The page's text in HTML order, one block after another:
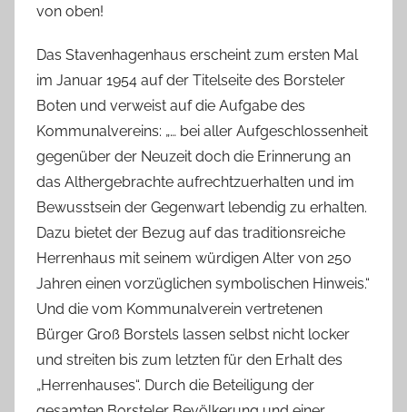
von oben!
Das Stavenhagenhaus erscheint zum ersten Mal
im Januar 1954 auf der Titelseite des Borsteler
Boten und verweist auf die Aufgabe des
Kommunalvereins: „… bei aller Aufgeschlossenheit
gegenüber der Neuzeit doch die Erinnerung an
das Althergebrachte aufrechtzuerhalten und im
Bewusstsein der Gegenwart lebendig zu erhalten.
Dazu bietet der Bezug auf das traditionsreiche
Herrenhaus mit seinem würdigen Alter von 250
Jahren einen vorzüglichen symbolischen Hinweis.“
Und die vom Kommunalverein vertretenen
Bürger Groß Borstels lassen selbst nicht locker
und streiten bis zum letzten für den Erhalt des
„Herrenhauses“. Durch die Beteiligung der